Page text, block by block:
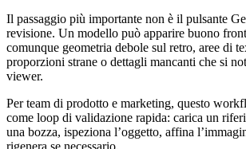
Il passaggio più importante non è il pulsante
revisione. Un modello può apparire buono
comunque geometria debole sul retro, aree di
proporzioni strane o dettagli mancanti che si
viewer.
Per team di prodotto e marketing, questo
come loop di validazione rapida: carica un
una bozza, ispeziona l’oggetto, affina